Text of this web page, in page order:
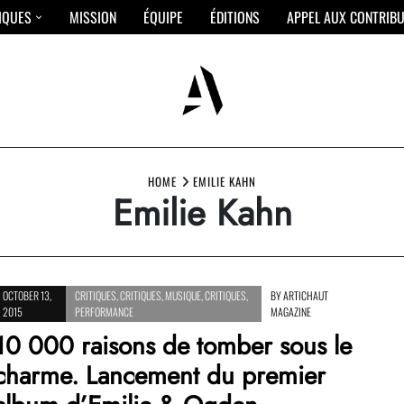
MISSION ÉQUIPE ÉDITIONS APPEL AUX
HOME EMILIE KAHN
Emilie Kahn
OCTOBER 13,
2015
CRITIQUES CRITIQUES MUSIQUE, CRITIQUES
PERFORMANCE
BYARTICHAUT
MAGAZINE
000 raisons de tomber sous le
Lancement du premier